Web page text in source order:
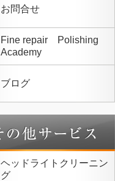
お問合せ
Fine repair Polishing
Academy
ブログ
ヘッドライトクリーニン
グ